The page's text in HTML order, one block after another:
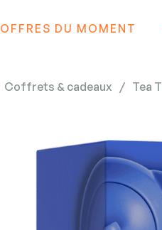
OFFRES DU MOMENT
Coffrets & cadeaux / Tea